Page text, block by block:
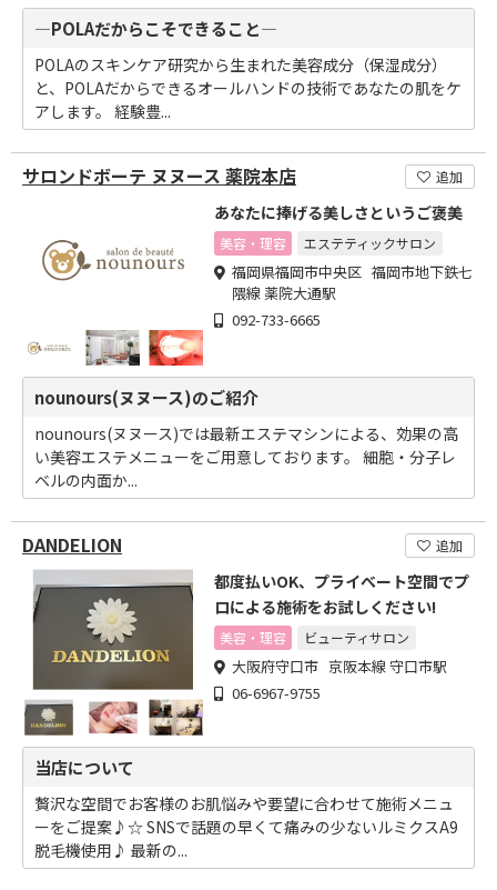
―POLAだからこそできること―
POLAのスキンケア研究から生まれた美容成分（保湿成分）
と、POLAだからできるオールハンドの技術であなたの肌をケ
アします。 経験豊...
サロンドボーテ ヌヌース 薬院本店 追加
あなたに捧げる美しさというご褒美
美容・理容 エステティックサロン
福岡県福岡市中央区 福岡市地下鉄七
隈線 薬院大通駅
092-733-6665
nounours(ヌヌース)のご紹介
nounours(ヌヌース)では最新エステマシンによる、効果の高
い美容エステメニューをご用意しております。 細胞・分子レ
ベルの内面か...
DANDELION 追加
都度払いOK、プライべート空間でプ
ロによる施術をお試しください!
美容・理容 ビューティサロン
大阪府守口市 京阪本線 守口市駅
06-6967-9755
当店について
贅沢な空間でお客様のお肌悩みや要望に合わせて施術メニュ
ーをご提案♪☆ SNSで話題の早くて痛みの少ないルミクスA9
脱毛機使用♪ 最新の...